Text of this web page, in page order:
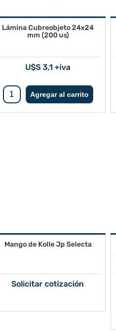
Lámina Cubreobjeto 24x24
mm (200 us)
U$S 3,1 +iva
Mango de Kolle Jp Selecta
Solicitar cotización